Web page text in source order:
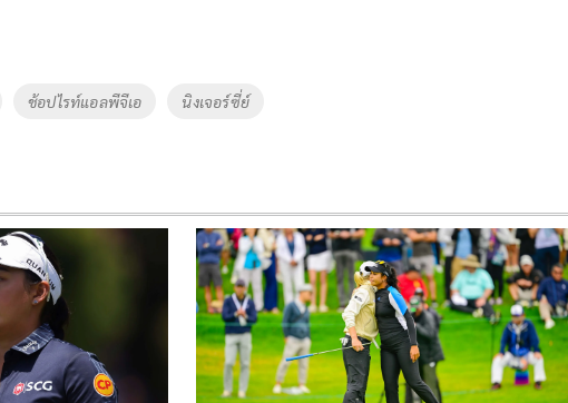
ช้อปไรท์แอลพีจีเอ นิงเจอร์ซี่ย์